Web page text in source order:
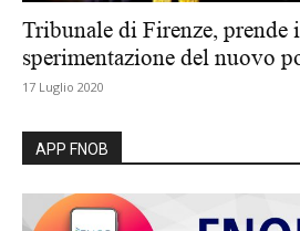
Tribunale di Firenze, prende
sperimentazione del nuovo
17 Luglio 2020
APP FNOB